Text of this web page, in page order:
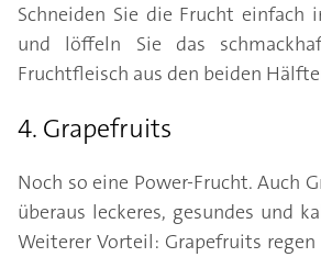
Schneiden Sie die Frucht
und löffeln Sie das
Fruchtfleisch aus den beiden
4. Grapefruits
Noch so eine Power-Frucht. Auch
überaus leckeres, gesundes und
Weiterer Vorteil: Grapefruits